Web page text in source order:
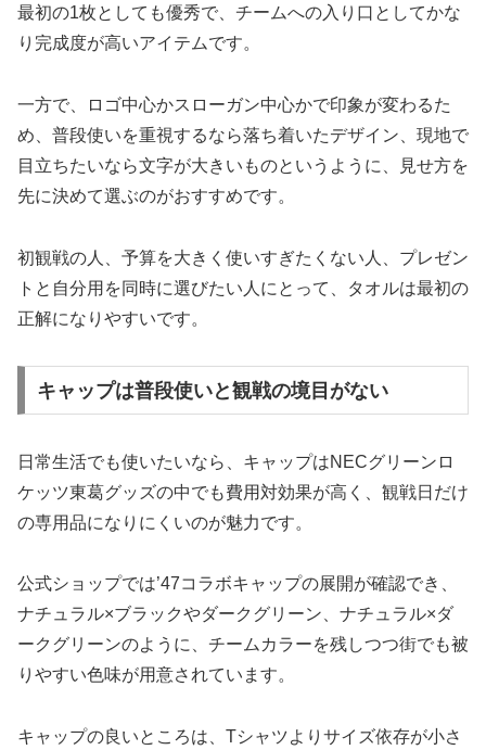
最初の1枚としても優秀で、チームへの入り口としてかな
り完成度が高いアイテムです。
一方で、ロゴ中心かスローガン中心かで印象が変わるた
め、普段使いを重視するなら落ち着いたデザイン、現地で
目立ちたいなら文字が大きいものというように、見せ方を
先に決めて選ぶのがおすすめです。
初観戦の人、予算を大きく使いすぎたくない人、プレゼン
トと自分用を同時に選びたい人にとって、タオルは最初の
正解になりやすいです。
キャップは普段使いと観戦の境目がない
日常生活でも使いたいなら、キャップはNECグリーンロ
ケッツ東葛グッズの中でも費用対効果が高く、観戦日だけ
の専用品になりにくいのが魅力です。
公式ショップでは’47コラボキャップの展開が確認でき、
ナチュラル×ブラックやダークグリーン、ナチュラル×ダ
ークグリーンのように、チームカラーを残しつつ街でも被
りやすい色味が用意されています。
キャップの良いところは、Tシャツよりサイズ依存が小さ